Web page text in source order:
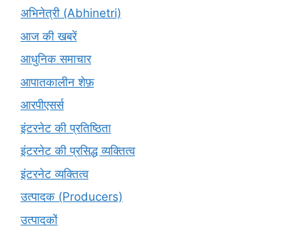
अभिनेत्री (Abhinetri)
आज की खबरें
आधुनिक समाचार
आपातकालीन शेफ़
आरपीएसर्स
इंटरनेट की प्रतिष्ठिता
इंटरनेट की प्रसिद्ध व्यक्तित्व
इंटरनेट व्यक्तित्व
उत्पादक (Producers)
उत्पादकों